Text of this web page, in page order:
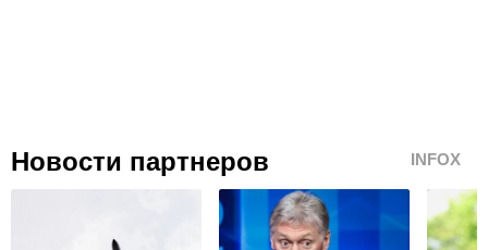
Новости партнеров INFOX